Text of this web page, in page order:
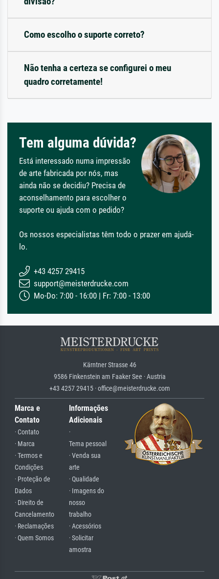
Como escolho o suporte correto?
Não tenha a certeza se configurei o meu
quadro corretamente!
Tem alguma dúvida?
Está interessado numa impressão
de arte fabricada por nós, mas
ainda não se decidiu? Precisa de
aconselhamento para escolher o
suporte ou ajuda com o pedido?
Os nossos especialistas têm todo o prazer em ajudá-
lo.
+43 4257 29415
support@meisterdrucke.com
Mo-Do: 7:00 - 16:00 | Fr: 7:00 - 13:00
Kärntner Strasse 46
9586 Finkenstein am Faaker See · Austria
+43 4257 29415 · office@meisterdrucke.com
Marca e
Contato
· Contato
· Marca
· Termos e
Condições
· Proteção de
Dados
· Direito de
Cancelamento
· Reclamações
· Quem Somos
Informações
Adicionais
·
Tema pessoal
· Venda sua
arte
· Qualidade
· Imagens do
nosso
trabalho
· Acessórios
· Solicitar
amostra